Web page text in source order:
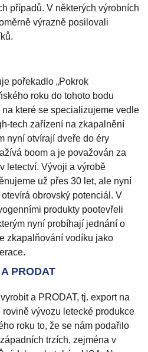
případů. V některých výrobních
výrazně posilovali
pořekadlo „Pokrok
roku do tohoto bodu
které se specializujeme vedle
tech zařízení na zkapalnění
nyní otvírají dveře do éry
boom a je považován za
letectví. Vývoji a výrobě
už přes 30 let, ale nyní
obrovský potenciál. V
produkty pootevřeli
nyní probíhají jednání o
zkapalňování vodíku jako
PRODAT
a PRODAT, tj. export na
vývozu letecké produkce
roku to, že se nám podařilo
trzích, zejména v